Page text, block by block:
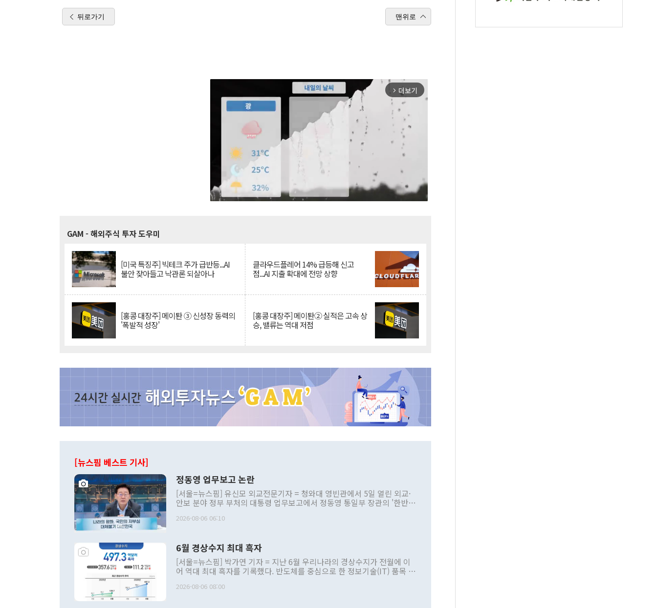
뒤로가기 맨위로
arrow_forward_ios 더보기
GAM - 해외주식 투자 도우미
[미국 특징주] 빅테크 주가 급반등...AI
불안 잦아들고 낙관론 되살아나
클라우드플레어 14% 급등해 신고
점...AI 지출 확대에 전망 상향
[홍콩 대장주] 메이퇀 ③ 신성장 동력의
'폭발적 성장'
[홍콩 대장주] 메이퇀② 실적은 고속 상
승, 밸류는 역대 저점
[뉴스핌 베스트 기사]
정동영 업무보고 논란
[서울=뉴스핌] 유신모 외교전문기자 = 청와대 영빈관에서 5일 열린 외교·
안보 분야 정부 부처의 대통령 업무보고에서 정동영 통일부 장관의 '한반도
발언 중에는 정부 내 조율을 거치지 않은 사안을 정책으로 추진하겠다고 공
주의적 희망에 근거한 비현실적 구상'이라는 비판을 내놨다. 그동안 정 장
관의 대북 정책 관련 발언이 물의를 빚은 적은 여러 번 있지만 대통령과 유
관 부처 장관이 공개적으로 부정적 입장을 표명한 것은 이례적이다. 정 장
관의 무리한 대북 접근법과 월권을 제어해야 한다는 목소리도 높아지고 있
다. [정동영 통일부 장관이 지난달 23일 오후 서울 종로구 정부서울청사에
2026-08-06 06:10
6월 경상수지 최대 흑자
[서울=뉴스핌] 박가연 기자 = 지난 6월 우리나라의 경상수지가 전월에 이
어 역대 최대 흑자를 기록했다. 반도체를 중심으로 한 정보기술(IT) 품목 수
료=한국은행] 한국은행이 6일 발표한 '2026년 6월 국제수지(잠정)'에 따르
2026-08-06 08:00